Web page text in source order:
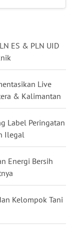
ES & PLN UID
Live
& Kalimantan
Label Peringatan
Ilegal
Energi Bersih
Kelompok Tani